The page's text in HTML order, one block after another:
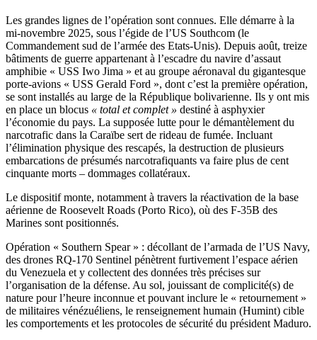
Les grandes lignes de l’opération sont connues. Elle démarre à la
mi-novembre 2025, sous l’égide de l’US Southcom (le
Commandement sud de l’armée des Etats-Unis). Depuis août, treize
bâtiments de guerre appartenant à l’escadre du navire d’assaut
amphibie « USS Iwo Jima » et au groupe aéronaval du gigantesque
porte-avions « USS Gerald Ford », dont c’est la première opération,
se sont installés au large de la République bolivarienne. Ils y ont mis
en place un blocus « total et complet » destiné à asphyxier
l’économie du pays. La supposée lutte pour le démantèlement du
narcotrafic dans la Caraïbe sert de rideau de fumée. Incluant
l’élimination physique des rescapés, la destruction de plusieurs
embarcations de présumés narcotrafiquants va faire plus de cent
cinquante morts – dommages collatéraux.
Le dispositif monte, notamment à travers la réactivation de la base
aérienne de Roosevelt Roads (Porto Rico), où des F-35B des
Marines sont positionnés.
Opération « Southern Spear » : décollant de l’armada de l’US Navy,
des drones RQ-170 Sentinel pénètrent furtivement l’espace aérien
du Venezuela et y collectent des données très précises sur
l’organisation de la défense. Au sol, jouissant de complicité(s) de
nature pour l’heure inconnue et pouvant inclure le « retournement »
de militaires vénézuéliens, le renseignement humain (Humint) cible
les comportements et les protocoles de sécurité du président Maduro.